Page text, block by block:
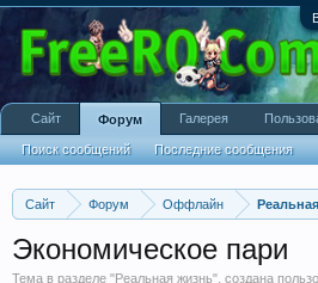
Сайт Форум Оффлайн
Экономическое пари
Тема в разделе "Реальная жизнь", создана
Сайт Форум
Поиск сообщений Последние сообщения
Галерея